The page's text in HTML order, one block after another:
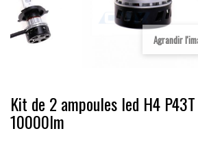
Agrandir
Kit de 2 ampoules led H4
10000lm